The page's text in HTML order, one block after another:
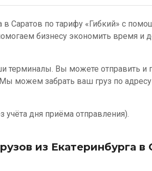
в Саратов по тарифу «Гибкий» с
бизнесу экономить время и
терминалы. Вы можете отправить и
можем забрать ваш груз по адресу
учёта дня приёма отправления).
из Екатеринбурга в